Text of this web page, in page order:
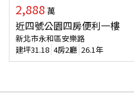
2,888 萬
近四號公園四房便利一樓
新北市永和區安樂路
建坪31.18 4房2廳 26.1年